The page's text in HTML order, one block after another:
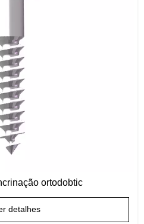
ortodobtic
detalhes